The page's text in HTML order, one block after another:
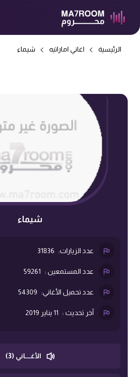
الرئيسية اغاني اماراتيه شيماء
شيماء
عدد الزيارات: 31836
عدد المستمعين : 59261
عدد تحميل الأغاني: 54309
آخر تحديث : 11 يناير 2019
الأغــــاني (3)